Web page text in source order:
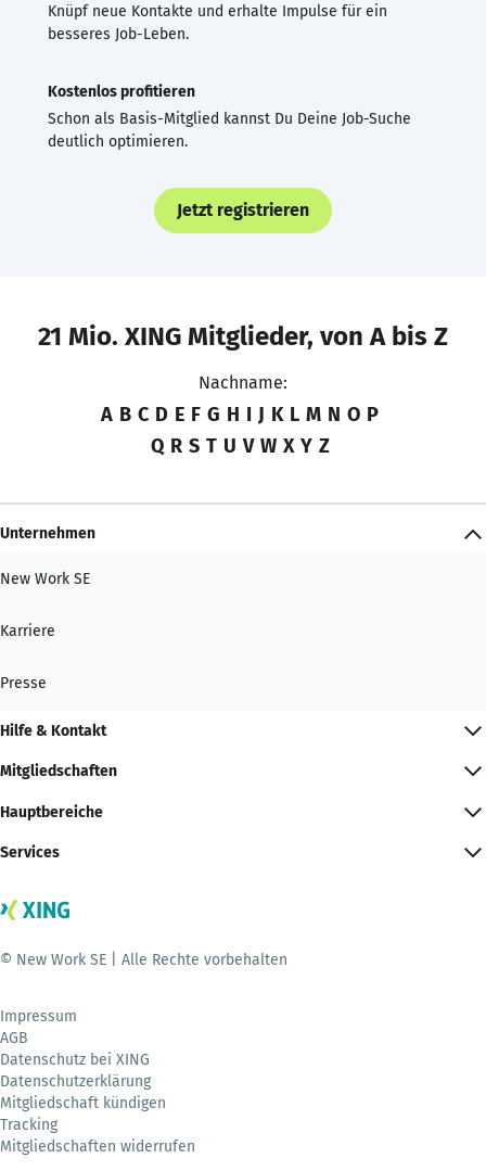
Knüpf neue Kontakte und erhalte Impulse für ein
besseres Job-Leben.
Kostenlos profitieren
Schon als Basis-Mitglied kannst Du Deine Job-Suche
deutlich optimieren.
Jetzt registrieren
21 Mio. XING Mitglieder, von A bis Z
Nachname:
A B C D E F G H I J K L M N O P
Q R S T U V W X Y Z
Unternehmen
New Work SE
Karriere
Presse
Hilfe & Kontakt
Mitgliedschaften
Hauptbereiche
Services
© New Work SE | Alle Rechte vorbehalten
Impressum
AGB
Datenschutz bei XING
Datenschutzerklärung
Mitgliedschaft kündigen
Tracking
Mitgliedschaften widerrufen